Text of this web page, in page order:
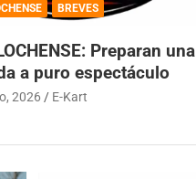
BREVES
Preparan una
a puro espectáculo
2026 E-Kart